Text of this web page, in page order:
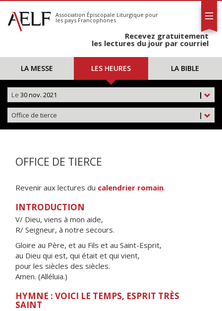
S'abonner
Calendrier
Association Épiscopale Liturgique pour
les pays Francophones
Recevez gratuitement
les lectures du jour par courriel
LA MESSE LES HEURES LA BIBLE
|
Le 30 nov. 2021
|
Office de tierce
OFFICE DE TIERCE
Revenir aux lectures du calendrier romain.
INTRODUCTION
V/ Dieu, viens à mon aide,
R/ Seigneur, à notre secours.
Gloire au Père, et au Fils et au Saint-Esprit,
au Dieu qui est, qui était et qui vient,
pour les siècles des siècles.
Amen. (Alléluia.)
HYMNE : VOICI LE TEMPS, ESPRIT TRÈS
SAINT